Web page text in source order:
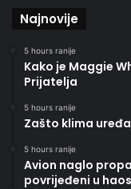
Najnovije
5 hours ranije
Kako je Maggie
Prijatelja
5 hours ranije
Zašto klima
5 hours ranije
Avion naglo
povrijeđeni u